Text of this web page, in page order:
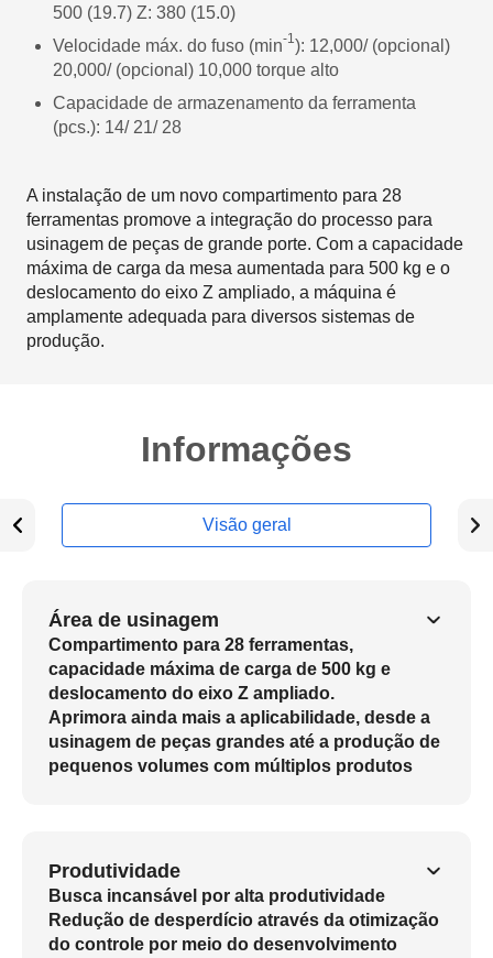
500 (19.7) Z: 380 (15.0)
Velocidade máx. do fuso (min-1): 12,000/ (opcional)
20,000/ (opcional) 10,000 torque alto
Capacidade de armazenamento da ferramenta
(pcs.): 14/ 21/ 28
A instalação de um novo compartimento para 28
ferramentas promove a integração do processo para
usinagem de peças de grande porte. Com a capacidade
máxima de carga da mesa aumentada para 500 kg e o
deslocamento do eixo Z ampliado, a máquina é
amplamente adequada para diversos sistemas de
produção.
Informações
Visão geral
Área de usinagem
Compartimento para 28 ferramentas,
capacidade máxima de carga de 500 kg e
deslocamento do eixo Z ampliado.
Aprimora ainda mais a aplicabilidade, desde a
usinagem de peças grandes até a produção de
pequenos volumes com múltiplos produtos
Produtividade
Busca incansável por alta produtividade
Redução de desperdício através da otimização
do controle por meio do desenvolvimento